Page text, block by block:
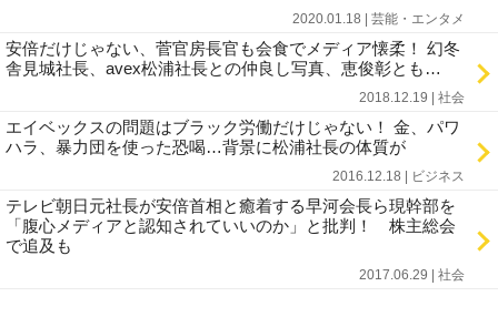
2020.01.18 | 芸能・エンタメ
安倍だけじゃない、菅官房長官も会食でメディア懐柔！ 幻冬
舎見城社長、avex松浦社長との仲良し写真、恵俊彰とも…
2018.12.19 | 社会
エイベックスの問題はブラック労働だけじゃない！ 金、パワ
ハラ、暴力団を使った恐喝…背景に松浦社長の体質が
2016.12.18 | ビジネス
テレビ朝日元社長が安倍首相と癒着する早河会長ら現幹部を
「腹心メディアと認知されていいのか」と批判！ 株主総会
で追及も
2017.06.29 | 社会